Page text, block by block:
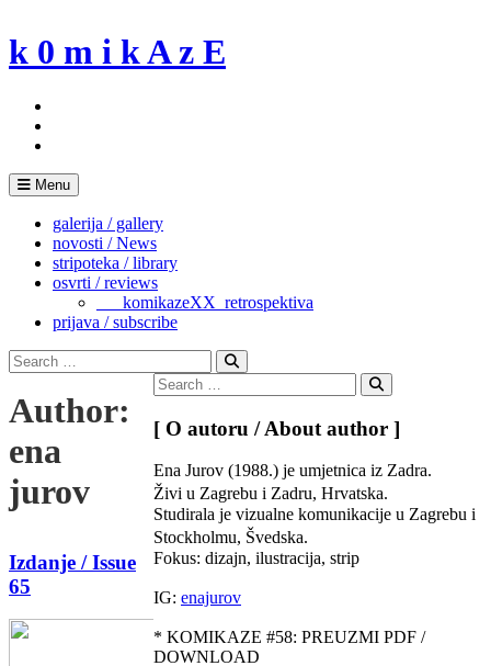
to
content
k 0 m i k A z E
Menu
galerija / gallery
novosti / News
stripoteka / library
osvrti / reviews
___komikazeXX_retrospektiva
prijava / subscribe
Search
for:
Search
Author:
ena
jurov
Izdanje / Issue
65
Search
for:
Search
[ O autoru / About author ]
Ena Jurov (1988.) je umjetnica iz Zadra.
Živi u Zagrebu i Zadru, Hrvatska.
Studirala je vizualne komunikacije u Zagrebu i
Stockholmu, Švedska.
Fokus: dizajn, ilustracija, strip
IG: enajurov
* KOMIKAZE #58: PREUZMI PDF /
DOWNLOAD